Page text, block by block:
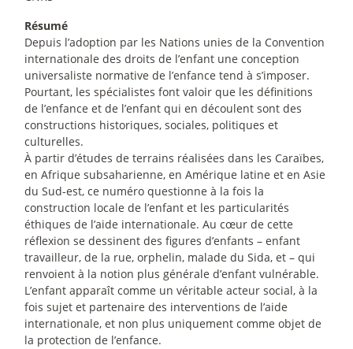
Résumé
Depuis l’adoption par les Nations unies de la Convention
internationale des droits de l’enfant une conception
universaliste normative de l’enfance tend à s’imposer.
Pourtant, les spécialistes font valoir que les définitions
de l’enfance et de l’enfant qui en découlent sont des
constructions historiques, sociales, politiques et
culturelles.
À partir d’études de terrains réalisées dans les Caraïbes,
en Afrique subsaharienne, en Amérique latine et en Asie
du Sud-est, ce numéro questionne à la fois la
construction locale de l’enfant et les particularités
éthiques de l’aide internationale. Au cœur de cette
réflexion se dessinent des figures d’enfants – enfant
travailleur, de la rue, orphelin, malade du Sida, et – qui
renvoient à la notion plus générale d’enfant vulnérable.
L’enfant apparaît comme un véritable acteur social, à la
fois sujet et partenaire des interventions de l’aide
internationale, et non plus uniquement comme objet de
la protection de l’enfance.